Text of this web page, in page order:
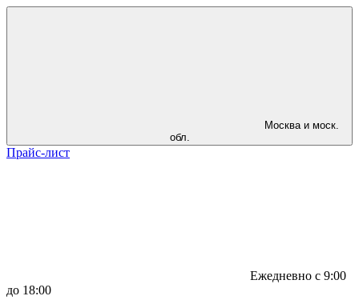
Москва и моск.
обл.
Прайс-лист
Ежедневно с 9:00
до 18:00